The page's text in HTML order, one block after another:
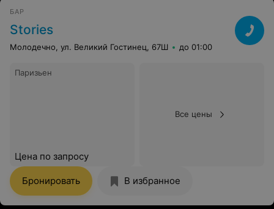
БАР
Stories
Молодечно, ул. Великий Гостинец, 67Ш до 01:00
Паризьен
Цена по запросу
Все цены
Бронировать В избранное